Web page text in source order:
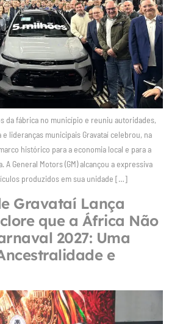
da fábrica no município e reuniu autoridades,
lideranças municipais Gravataí celebrou, na
histórico para a economia local e para a
General Motors (GM) alcançou a expressiva
produzidos em sua unidade […]
Gravataí Lança
que a África Não
2027: Uma
e